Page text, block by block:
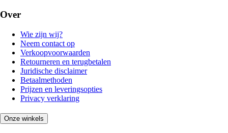
Over
Wie zijn wij?
Neem contact op
Verkoopvoorwaarden
Retourneren en terugbetalen
Juridische disclaimer
Betaalmethoden
Prijzen en leveringsopties
Privacy verklaring
Onze winkels